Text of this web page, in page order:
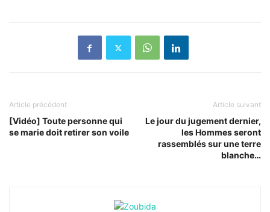
Article précédent
[Vidéo] Toute personne qui
se marie doit retirer son voile
Article suivant
Le jour du jugement dernier,
les Hommes seront
rassemblés sur une terre
blanche…